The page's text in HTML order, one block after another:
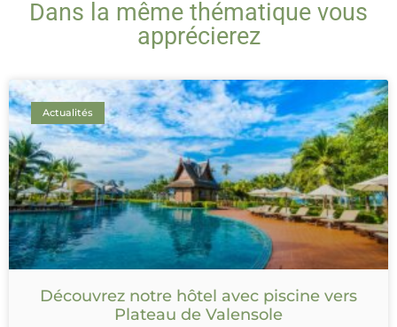
Dans la même thématique vous
apprécierez
Actualités
Découvrez notre hôtel avec piscine vers
Plateau de Valensole